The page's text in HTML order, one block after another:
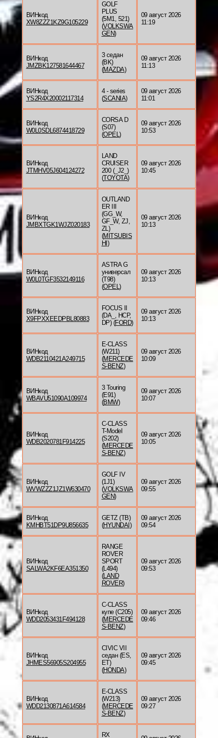
ВИНкод
XW8ZZZ1KZ9G105229
GOLF
PLUS
(5M1, 521)
(VOLKSWA
GEN)
09 август 2026
11:19
ВИНкод
JMZBK127581644467
3 седан
(BK)
(MAZDA)
09 август 2026
11:13
ВИНкод
YS2R4X20002117314
4 - series
(SCANIA)
09 август 2026
11:01
ВИНкод
W0L0SDL6874418729
CORSA D
(S07)
(OPEL)
09 август 2026
10:53
ВИНкод
JTMHV05J604124272
LAND
CRUISER
200 (_J2_)
(TOYOTA)
09 август 2026
10:45
ВИНкод
JMBXTGK1WJZ020183
OUTLAND
ER III
(GG_W,
GF_W, ZJ,
ZL)
(MITSUBIS
HI )
09 август 2026
10:13
ВИНкод
W0L0TGF3532149116
ASTRA G
универсал
(T98)
(OPEL)
09 август 2026
10:13
ВИНкод
X9FPXXEEDPBL80883
FOCUS II
(DA_, HCP,
DP) (FORD)
09 август 2026
10:13
ВИНкод
WDB2110421A249715
E-CLASS
(W211)
(MERCEDE
S-BENZ)
09 август 2026
10:09
ВИНкод
WBAVU51090A109974
3 Touring
(E91)
(BMW)
09 август 2026
10:07
ВИНкод
WDB2020781F914225
C-CLASS
T-Model
(S202)
(MERCEDE
S-BENZ)
09 август 2026
10:05
ВИНкод
WVWZZZ1JZ1W630470
GOLF IV
(1J1)
(VOLKSWA
GEN)
09 август 2026
09:55
ВИНкод
KMHBT51DP9U856635
GETZ (TB)
(HYUNDAI )
09 август 2026
09:54
ВИНкод
SALWA2KF6EA351350
RANGE
ROVER
SPORT
(L494)
(LAND
ROVER)
09 август 2026
09:53
ВИНкод
WDD2053431F494128
C-CLASS
купе (C205)
(MERCEDE
S-BENZ)
09 август 2026
09:46
ВИНкод
JHMES56905S204955
CIVIC VII
седан (ES,
ET)
(HONDA)
09 август 2026
09:45
ВИНкод
WDD2130871A614584
E-CLASS
(W213)
(MERCEDE
S-BENZ)
09 август 2026
09:27
RX